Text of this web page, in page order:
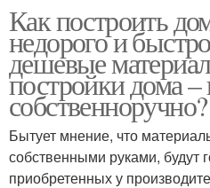
Как построить
недорого и
дешевые
постройки дома –
собственноручно?
Бытует мнение, что
собственными руками, будут
приобретенных у